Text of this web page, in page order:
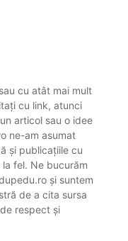
cu atât mai mult
cu link, atunci
articol sau o idee
ne-am asumat
și publicațiile cu
fel. Ne bucurăm
și suntem
de a cita sursa
respect și